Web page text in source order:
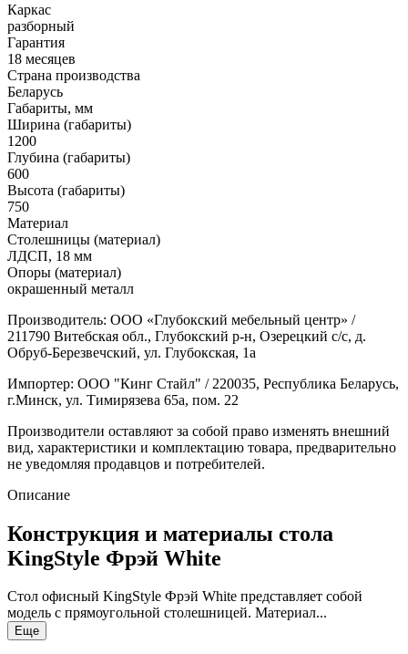
Каркас
разборный
Гарантия
18 месяцев
Страна производства
Беларусь
Габариты, мм
Ширина (габариты)
1200
Глубина (габариты)
600
Высота (габариты)
750
Материал
Столешницы (материал)
ЛДСП, 18 мм
Опоры (материал)
окрашенный металл
Производитель: ООО «Глубокский мебельный центр» /
211790 Витебская обл., Глубокский р-н, Озерецкий с/с, д.
Обруб-Березвечский, ул. Глубокская, 1а
Импортер: ООО "Кинг Стайл" / 220035, Республика Беларусь,
г.Минск, ул. Тимирязева 65а, пом. 22
Производители оставляют за собой право изменять внешний
вид, характеристики и комплектацию товара, предварительно
не уведомляя продавцов и потребителей.
Описание
Конструкция и материалы стола
KingStyle Фрэй White
Стол офисный KingStyle Фрэй White представляет собой
модель с прямоугольной столешницей. Материал...
Еще